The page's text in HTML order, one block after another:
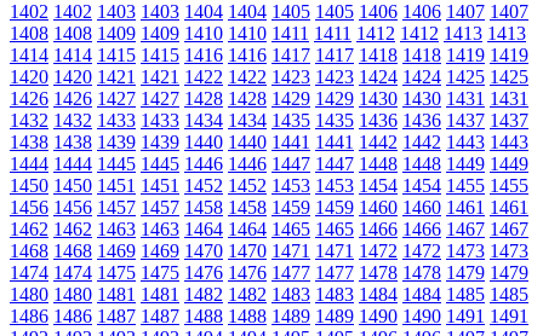
1402 1402 1403 1403 1404 1404 1405 1405 1406 1406 1407 1407
1408 1408 1409 1409 1410 1410 1411 1411 1412 1412 1413 1413
1414 1414 1415 1415 1416 1416 1417 1417 1418 1418 1419 1419
1420 1420 1421 1421 1422 1422 1423 1423 1424 1424 1425 1425
1426 1426 1427 1427 1428 1428 1429 1429 1430 1430 1431 1431
1432 1432 1433 1433 1434 1434 1435 1435 1436 1436 1437 1437
1438 1438 1439 1439 1440 1440 1441 1441 1442 1442 1443 1443
1444 1444 1445 1445 1446 1446 1447 1447 1448 1448 1449 1449
1450 1450 1451 1451 1452 1452 1453 1453 1454 1454 1455 1455
1456 1456 1457 1457 1458 1458 1459 1459 1460 1460 1461 1461
1462 1462 1463 1463 1464 1464 1465 1465 1466 1466 1467 1467
1468 1468 1469 1469 1470 1470 1471 1471 1472 1472 1473 1473
1474 1474 1475 1475 1476 1476 1477 1477 1478 1478 1479 1479
1480 1480 1481 1481 1482 1482 1483 1483 1484 1484 1485 1485
1486 1486 1487 1487 1488 1488 1489 1489 1490 1490 1491 1491